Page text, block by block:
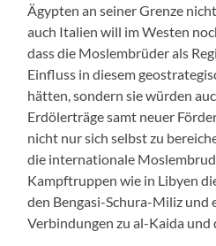
Ägypten an seiner Grenze
auch Italien will im Westen
dass die Moslembrüder als
Einfluss in diesem
hätten, sondern sie würden
Erdölerträge samt neuer
nicht nur sich selbst zu
die internationale
Kampftruppen wie in Libyen
den Bengasi-Schura-Miliz und
Verbindungen zu al-Kaida und